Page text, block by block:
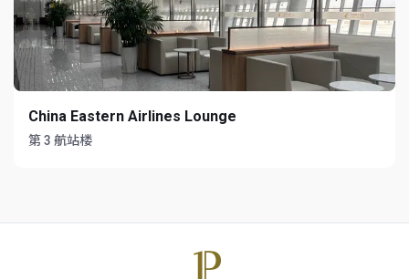
China Eastern Airlines Lounge
第 3 航站楼